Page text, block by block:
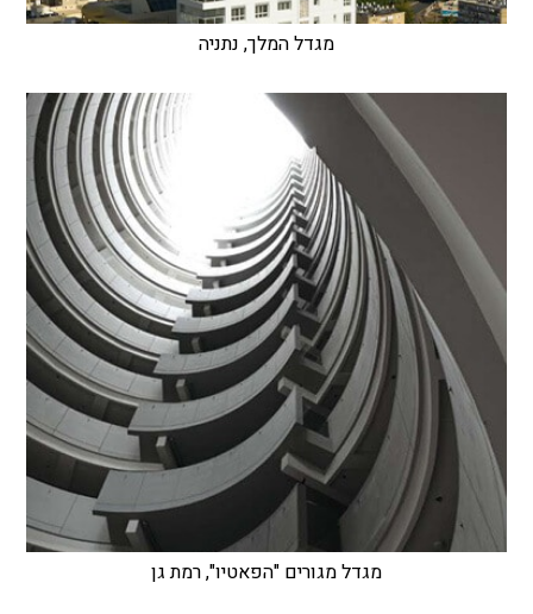
מגדל המלך, נתניה
מגדל מגורים "הפאטיו", רמת גן